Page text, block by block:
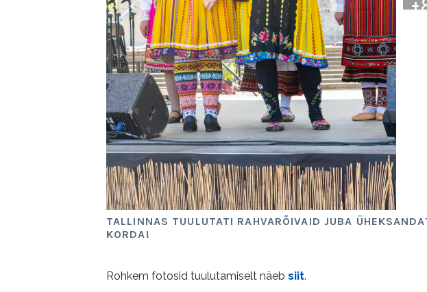
+
TALLINNAS TUULUTATI RAHVARÕIVAID JUBA
KORDA!
Rohkem fotosid tuulutamiselt näeb siit.